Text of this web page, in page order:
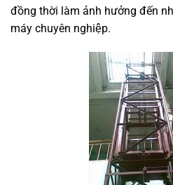
đồng thời làm ảnh hưởng đến
máy chuyên nghiệp.